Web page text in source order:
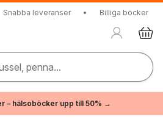
Snabba leveranser • Billiga böcker
penna...
– hälsoböcker upp till 50% →